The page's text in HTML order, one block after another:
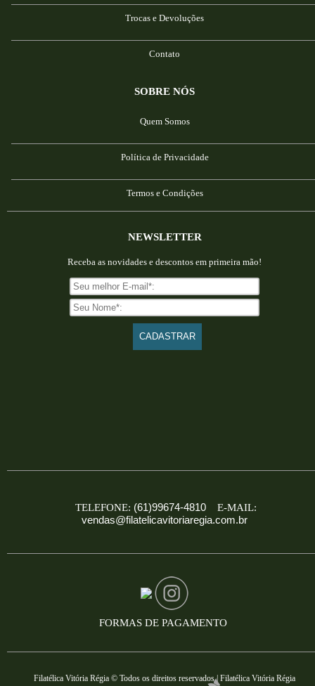
Trocas e Devoluções
Contato
SOBRE NÓS
Quem Somos
Política de Privacidade
Termos e Condições
NEWSLETTER
Receba as novidades e descontos em primeira mão!
TELEFONE: (61)99674-4810 E-MAIL:
vendas@filatelicavitoriaregia.com.br
FORMAS DE PAGAMENTO
Filatélica Vitória Régia © Todos os direitos reservados | Filatélica Vitória Régia